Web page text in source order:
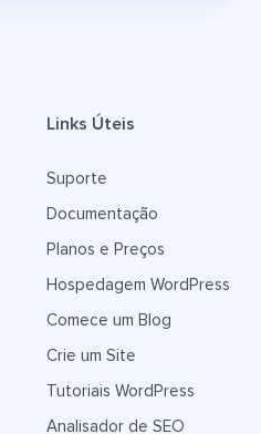
Links Úteis
Suporte
Documentação
Planos e Preços
Hospedagem WordPress
Comece um Blog
Crie um Site
Tutoriais WordPress
Analisador de SEO